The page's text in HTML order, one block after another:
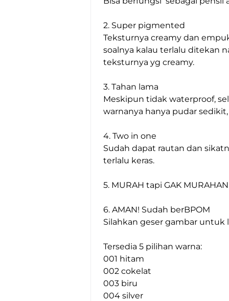
2. Super pigmented
Teksturnya creamy dan
soalnya kalau terlalu ditekan
teksturnya yg creamy.
3. Tahan lama
Meskipun tidak waterproof,
warnanya hanya pudar
4. Two in one
Sudah dapat rautan dan
terlalu keras.
5. MURAH tapi GAK MURAHAN
6. AMAN! Sudah berBPOM
Silahkan geser gambar untuk
Tersedia 5 pilihan warna:
001 hitam
002 cokelat
003 biru
004 silver